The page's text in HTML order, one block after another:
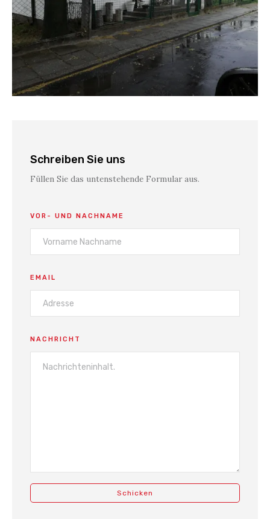
Schreiben Sie uns
Füllen Sie das untenstehende Formular aus.
VOR- UND NACHNAME
EMAIL
NACHRICHT